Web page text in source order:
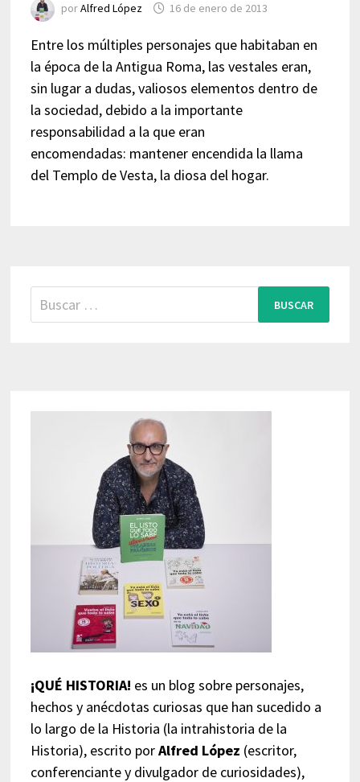
porAlfred López 16 de enero de 2013
Entre los múltiples personajes que habitaban en
la época de la Antigua Roma, las vestales eran,
sin lugar a dudas, valiosos elementos dentro de
la sociedad, debido a la importante
responsabilidad a la que eran
encomendadas: mantener encendida la llama
del Templo de Vesta, la diosa del hogar.
Buscar:
¡QUÉ HISTORIA! es un blog sobre personajes,
hechos y anécdotas curiosas que han sucedido a
lo largo de la Historia (la intrahistoria de la
Historia), escrito porAlfred López (escritor,
conferenciante y divulgador de curiosidades),